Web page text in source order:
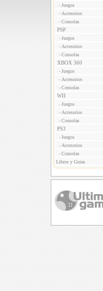
- Juegos
- Accesorios
- Consolas
PSP
- Juegos
- Accesorios
- Consolas
XBOX 360
- Juegos
- Accesorios
- Consolas
WII
- Juegos
- Accesorios
- Consolas
PS3
- Juegos
- Accesorios
- Consolas
Libros y Guias